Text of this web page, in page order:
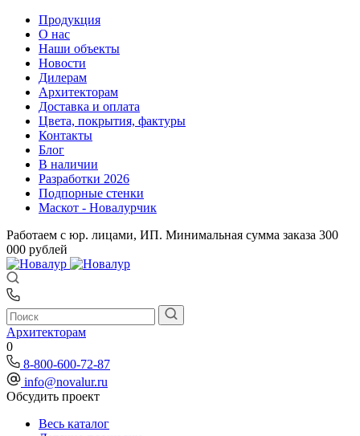
Продукция
О нас
Наши объекты
Новости
Дилерам
Архитекторам
Доставка и оплата
Цвета, покрытия, фактуры
Контакты
Блог
В наличии
Разработки 2026
Подпорные стенки
Маскот - Новалурчик
Работаем с юр. лицами, ИП. Минимальная сумма заказа 300
000 рублей
Архитекторам
0
8-800-600-72-87
info@novalur.ru
Обсудить проект
Весь каталог